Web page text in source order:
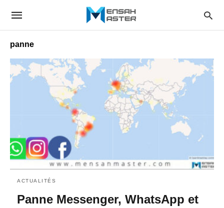
panne
ACTUALITÉS
Panne Messenger, WhatsApp et